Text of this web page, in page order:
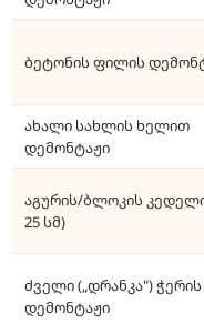
ბეტონის ფილის
ახალი სახლის ხელით
დემონტაჟი
აგურის/ბლოკის კედელი
25 სმ)
ძველი („დრანკა") ჭერის
დემონტაჟი